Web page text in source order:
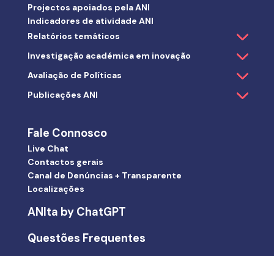
Projectos apoiados pela ANI
Indicadores de atividade ANI
Relatórios temáticos
Investigação académica em inovação
Avaliação de Políticas
Publicações ANI
Fale Connosco
Live Chat
Contactos gerais
Canal de Denúncias + Transparente
Localizações
ANIta by ChatGPT
Questões Frequentes